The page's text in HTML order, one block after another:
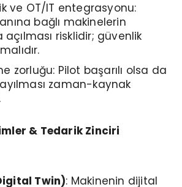
ve OT/IT entegrasyonu:
bağlı makinelerin
açılması risklidir; güvenlik
zorluğu: Pilot başarılı olsa da
zaman-kaynak
& Tedarik Zinciri
Twin): Makinenin dijital